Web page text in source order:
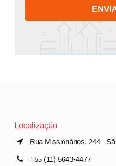
Localização
Rua Missionários, 244 -
+55 (11) 5643-4477